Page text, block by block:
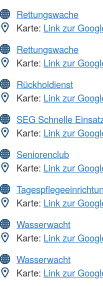
Rettungswache
Karte: Link zur
Rettungswache
Karte: Link zur
Rückholdienst
Karte: Link zur
SEG Schnelle
Karte: Link zur
Seniorenclub
Karte: Link zur
Karte: Link zur
Wasserwacht
Karte: Link zur
Wasserwacht
Karte: Link zur